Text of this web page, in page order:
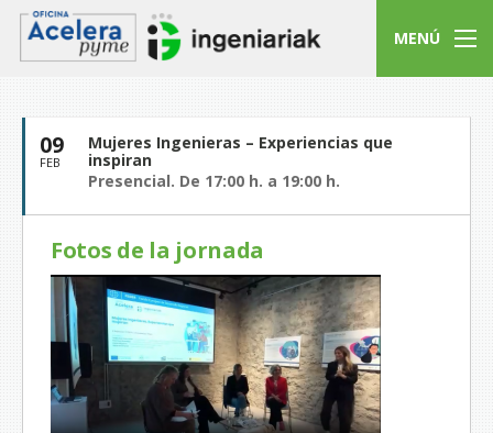
MENÚ
09
FEB
Mujeres Ingenieras – Experiencias que
inspiran
Presencial. De 17:00 h. a 19:00 h.
Fotos de la jornada